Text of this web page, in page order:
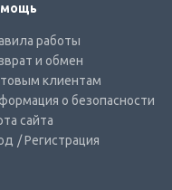
работы
и обмен
клиентам
о безопасности
сайта
/ Регистрация